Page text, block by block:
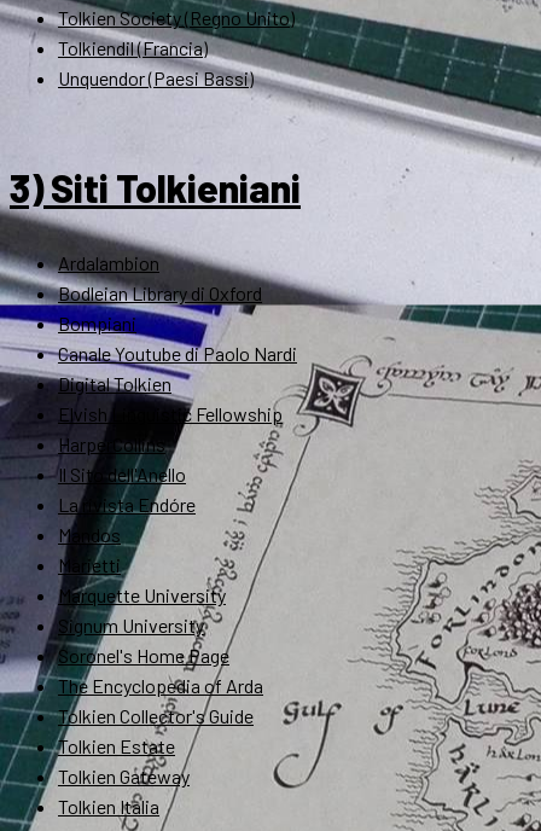
Tolkien Society (Regno Unito)
Tolkiendil (Francia)
Unquendor (Paesi Bassi)
3) Siti Tolkieniani
Ardalambion
Bodleian Library di Oxford
Bompiani
Canale Youtube di Paolo Nardi
Digital Tolkien
Elvish Linguistic Fellowship
HarperCollins
Il Sito dell'Anello
La rivista Endóre
Mandos
Marietti
Marquette University
Signum University
Soronel's Home Page
The Encyclopedia of Arda
Tolkien Collector's Guide
Tolkien Estate
Tolkien Gateway
Tolkien Italia